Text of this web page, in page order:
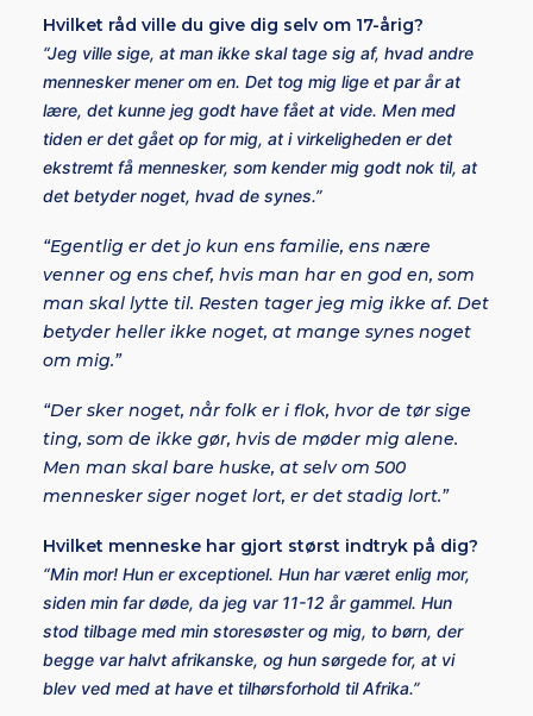
Hvilket råd ville du give dig selv om 17-årig?
“Jeg ville sige, at man ikke skal tage sig af, hvad andre
mennesker mener om en. Det tog mig lige et par år at
lære, det kunne jeg godt have fået at vide. Men med
tiden er det gået op for mig, at i virkeligheden er det
ekstremt få mennesker, som kender mig godt nok til, at
det betyder noget, hvad de synes.”
“Egentlig er det jo kun ens familie, ens nære
venner og ens chef, hvis man har en god en, som
man skal lytte til. Resten tager jeg mig ikke af. Det
betyder heller ikke noget, at mange synes noget
om mig.”
“Der sker noget, når folk er i flok, hvor de tør sige
ting, som de ikke gør, hvis de møder mig alene.
Men man skal bare huske, at selv om 500
mennesker siger noget lort, er det stadig lort.”
Hvilket menneske har gjort størst indtryk på dig?
“Min mor! Hun er exceptionel. Hun har været enlig mor,
siden min far døde, da jeg var 11-12 år gammel. Hun
stod tilbage med min storesøster og mig, to børn, der
begge var halvt afrikanske, og hun sørgede for, at vi
blev ved med at have et tilhørsforhold til Afrika.”